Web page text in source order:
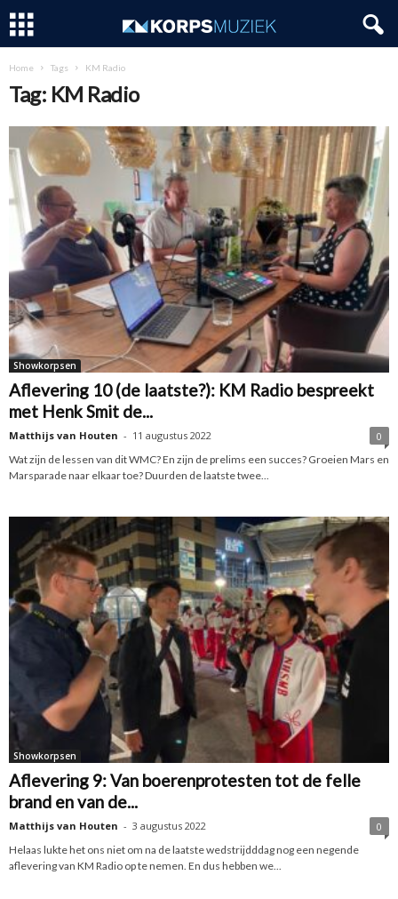
Home Tags KM Radio
Tag: KM Radio
Showkorpsen
Aflevering 10 (de laatste?): KM Radio bespreekt
met Henk Smit de...
Matthijs van Houten - 11 augustus 2022
0
Wat zijn de lessen van dit WMC? En zijn de prelims een succes? Groeien Mars en
Marsparade naar elkaar toe? Duurden de laatste twee...
Showkorpsen
Aflevering 9: Van boerenprotesten tot de felle
brand en van de...
Matthijs van Houten - 3 augustus 2022
0
Helaas lukte het ons niet om na de laatste wedstrijdddag nog een negende
aflevering van KM Radio op te nemen. En dus hebben we...